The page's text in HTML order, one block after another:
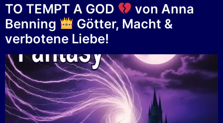
TO TEMPT A GOD
von Anna
Benning
Götter, Macht &
verbotene Liebe!